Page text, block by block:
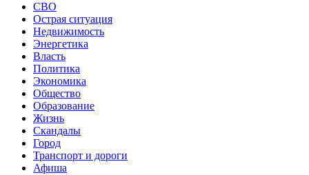
СВО
Острая ситуация
Недвижимость
Энергетика
Власть
Политика
Экономика
Общество
Образование
Жизнь
Скандалы
Город
Транспорт и дороги
Афиша